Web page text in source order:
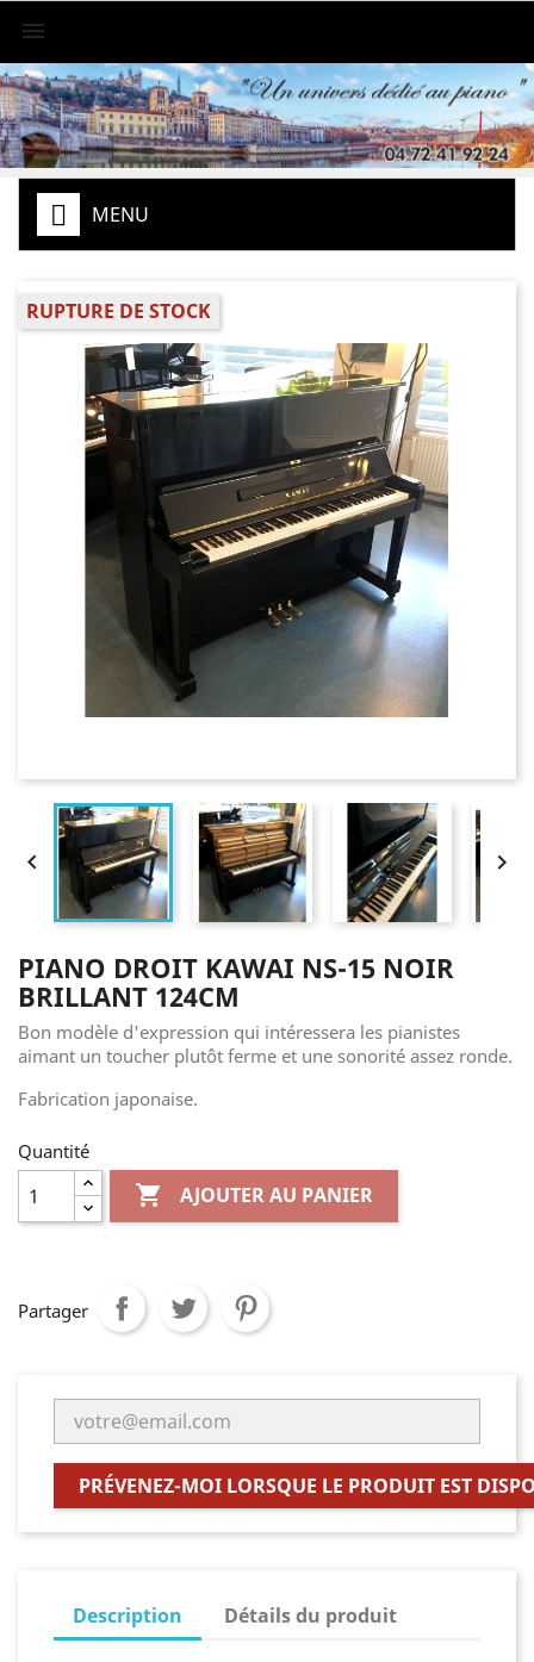

MENU
RUPTURE DE STOCK
 
PIANO DROIT KAWAI NS-15 NOIR
BRILLANT 124CM
Bon modèle d'expression qui intéressera les pianistes
aimant un toucher plutôt ferme et une sonorité assez ronde.
Fabrication japonaise.
Quantité
 AJOUTER AU PANIER
Partager
PRÉVENEZ-MOI LORSQUE LE PRODUIT EST
Description Détails du produit